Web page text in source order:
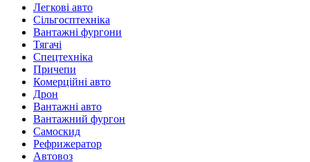
Легкові авто
Сільгосптехніка
Вантажні фургони
Тягачі
Спецтехніка
Причепи
Комерційні авто
Дрон
Вантажні авто
Вантажний фургон
Самоскид
Рефрижератор
Автовоз